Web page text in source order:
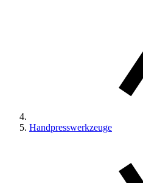
Handpresswerkzeuge